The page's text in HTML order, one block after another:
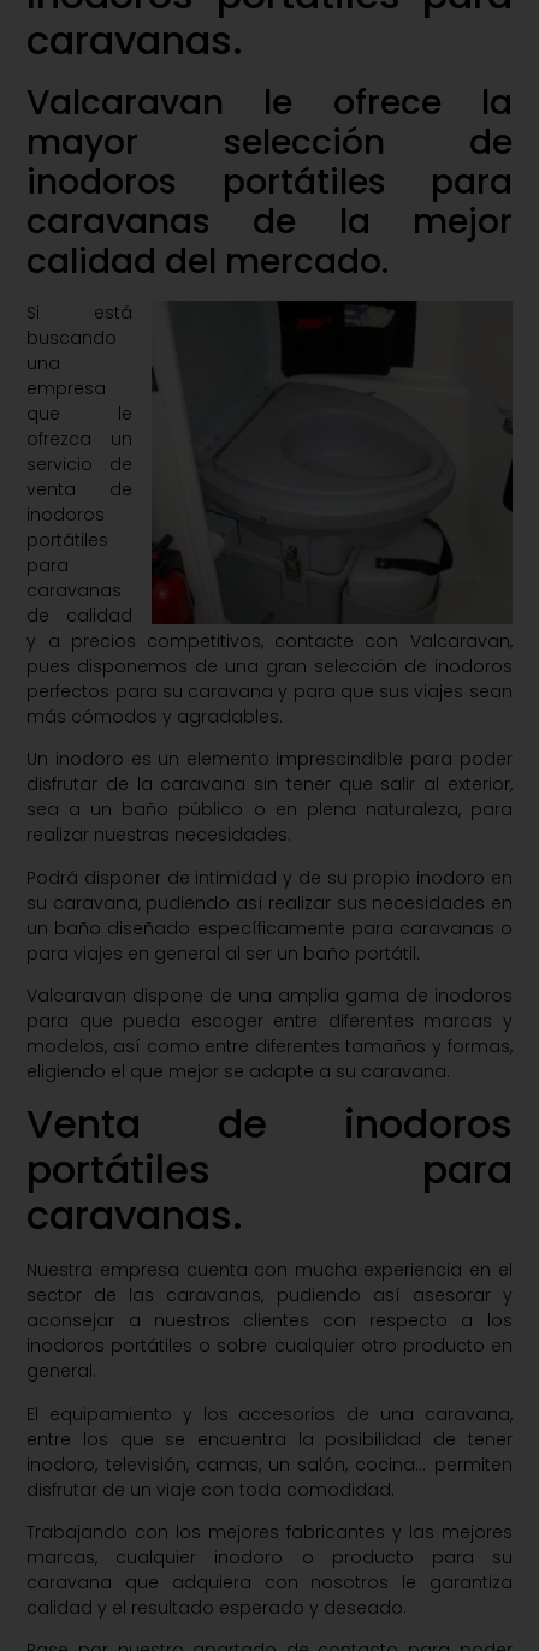
caravanas.
Valcaravan le ofrece la
mayor selección de
inodoros portátiles para
caravanas de la mejor
calidad del mercado.
Si está
buscando
una
empresa
que le
ofrezca un
servicio de
venta de
inodoros
portátiles
para
caravanas
de calidad
y a precios competitivos, contacte con Valcaravan,
pues disponemos de una gran selección de inodoros
perfectos para su caravana y para que sus viajes sean
más cómodos y agradables.
Un inodoro es un elemento imprescindible para poder
disfrutar de la caravana sin tener que salir al exterior,
sea a un baño público o en plena naturaleza, para
realizar nuestras necesidades.
Podrá disponer de intimidad y de su propio inodoro en
su caravana, pudiendo así realizar sus necesidades en
un baño diseñado específicamente para caravanas o
para viajes en general al ser un baño portátil.
Valcaravan dispone de una amplia gama de inodoros
para que pueda escoger entre diferentes marcas y
modelos, así como entre diferentes tamaños y formas,
eligiendo el que mejor se adapte a su caravana.
Venta de inodoros
portátiles para
caravanas.
Nuestra empresa cuenta con mucha experiencia en el
sector de las caravanas, pudiendo así asesorar y
aconsejar a nuestros clientes con respecto a los
inodoros portátiles o sobre cualquier otro producto en
general.
El equipamiento y los accesorios de una caravana,
entre los que se encuentra la posibilidad de tener
inodoro, televisión, camas, un salón, cocina… permiten
disfrutar de un viaje con toda comodidad.
Trabajando con los mejores fabricantes y las mejores
marcas, cualquier inodoro o producto para su
caravana que adquiera con nosotros le garantiza
calidad y el resultado esperado y deseado.